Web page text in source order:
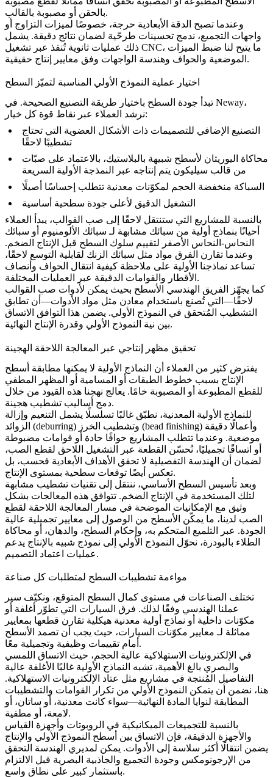
بالحقن أو مصبوبة بالقالب.
وعندما تصبح الدقة الأبعادية حرجة، خصوصًا لميزات التزاوج أو
واجهات التجميع، ندمج تحسينات طرحّية لضمان نتائج دقيقة. يشمل
ذلك عمليات ثانوية تُنفذ عبر تشغيل CNC، ما يتيح لنا ضبط الميزات
الموضعية والحواف وهندسة الواجهات وفق معايير إنتاج حقيقية.
اختيار عملية النموذج الأولي المناسبة لتميّز السطح
تبدأ جودة السطح باختيار طريقة التصنيع الصحيحة. في Neway،
نرشد العملاء عبر نقاط قوة كل خيار:
التصنيع الإضافي للتصميمات ذات الأشكال العضوية التي تحتاج
تشطيبًا لاحقًا
محاكاة اليوريثان لأسطح شبيهة بالبلاستيك، بالاعتماد على صبّات
من قالب سيليكون يتم إنتاجه عبر
النمذجة الأولية السريعة
السباكة منخفضة الحجم لمكوّنات معدنية تتطلب إحساسًا أصيلًا
التشغيل الدقيق لأعلى جودة سطحية أساسية
بالنسبة للمشاريع التي ستنتقل لاحقًا إلى صب القوالب، يبدأ العملاء
أحيانًا بنماذج أولية من سبائك مشابهة لـ سبائك الألومنيوم أو سبائك
النحاس-النحاس الأصفر لتقييم سلوك السطح قبل الإنتاج الضخم.
وعندما تقارن الفرق مواد مثل سبائك الزنك لقابلية التوسع لاحقًا،
تساعد نماذجنا الأولية على ملاحظة كيفية انتقال الحواف وأنصاف
الأقطار والقوامات الدقيقة عبر العمليات المختلفة.
كما يجهّز الفريق الهندسي الأسطح بحيث يمكن لأدوات صب القوالب
لاحقًا—التي تُصنع باستخدام معادن مثل مواد الأدوات—أن تطابق
التشطيب المُتحقق في النموذج الأولي. يضمن هذا التوافق الاتساق
بين نية النموذج الأولي وقدرة الإنتاج النهائية.
تحقيق مظهر إنتاجي عبر المعالجة اللاحقة الهجينة
يفترض كثير من العملاء أن النماذج الأولية لا يمكنها مطابقة أسطح
الإنتاج بسبب خطوط الطبقات أو المسامية أو المظهر المطفي
للقطع المطبوعة أو المصبوبة خامًا. يعالج نهجنا هذه القيود من خلال
دمج أساليب تشطيب هجينة.
للنماذج الأولية المعدنية، نطبّق غالبًا تسلسلًا يشمل التنعيم وإزالة
الزوائد (deburring) وتشطيب الخرز (bead finishing) وأعمالًا دقيقة
موضعية. وعندما تتطلب المشاريع حوافًا حادة أو قوامات مضبوطة
أو اتساقًا تجميليًا، نُحسّن القطعة عبر
التشغيل اللاحق لقطع الصب،
لضمان أن الهندسة التفصيلية لا تحقق الأهداف الأبعادية فحسب، بل
تعكس أيضًا توقعات سطحية بمستوى الإنتاج.
وبعد تأسيس السطح الأساسي، ننتقل إلى تقنيات تشطيب مشابهة
لتلك المستخدمة في الإنتاج الضخم. تتوافق هذه المعالجات بشكل
وثيق مع الإمكانيات الموضحة في مسار
المعالجة اللاحقة لقطع
الصب لدينا، ما يمكّن الأسطح من الوصول إلى معايير تجميلية عالية
الجودة. عبر التلميع المتحكم به، وإحكام السطح، والدهان، أو محاكاة
الطلاء بالبودرة، نحوّل النموذج الأولي إلى نموذج شبيه بالإنتاج يدعم
عمليات اعتماد التصميم.
مواءمة تشطيبات السطح لمتطلبات كل صناعة
تختلف الصناعات في مستوى كمال السطح المتوقع، ونكيّف سير
عملنا الهندسي وفقًا لذلك. فرق السيارات التي تطوّر أغلفة أو
مكوّنات داخلية أو نماذج أولية معدنية هيكلية تقارن قطعها بمعايير
مماثلة لـ معايير مكوّنات السيارات، حيث يجب أن تصمد الأسطح
أمام تقييمات وظيفية وتجميلية معًا.
في الإلكترونيات الاستهلاكية عالية الحجم، حيث الاتساق اللمسي
والبصري بالغ الأهمية، تشبه النماذج الأولية غالبًا الأغلفة عالية
التفاصيل المُنتجة في مشاريع مثل عتاد الإلكترونيات الاستهلاكية.
هنا، نضمن أن يتمكن النموذج الأولي من تكرار القوامات والتشطيبات
المطابقة لنوايا المادة النهائية—سواء كانت معدنية، أو ساتان، أو
لامعة، أو مطفية.
بالنسبة للتجميعات الميكانيكية في الروبوتات وأجهزة القياس
والأجهزة الدقيقة، فإن الاتساق بين أسطح النموذج الأولي والإنتاج
يضمن انتقالًا أكثر سلاسة إلى الأدوات. يمكن لمديري الهندسة التحقق
من الإرجونومكس وجودة التجميع والجاذبية البصرية قبل الالتزام
باستثمار كبير على نطاق واسع.